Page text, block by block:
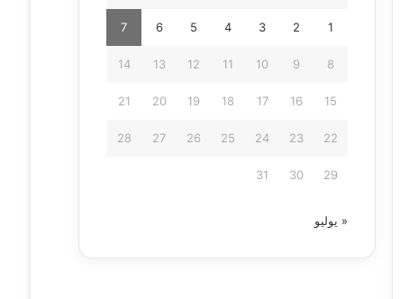
1
2
3
4
5
6
7
8
9
10
11
12
13
14
15
16
17
18
19
20
21
22
23
24
25
26
27
28
29
30
31
« يوليو